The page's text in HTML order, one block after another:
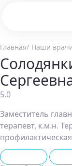
Главная Наши
5.0
Заместитель
терапевт, к.м.н.